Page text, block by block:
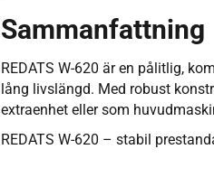
Sammanfattning
REDATS W-620 är en pålitlig,
lång livslängd. Med robust
extraenhet eller som
REDATS W-620 – stabil